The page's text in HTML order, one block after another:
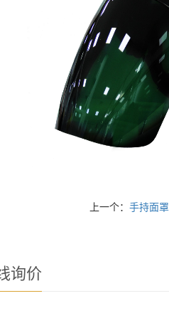
上一个：手持面罩
询价